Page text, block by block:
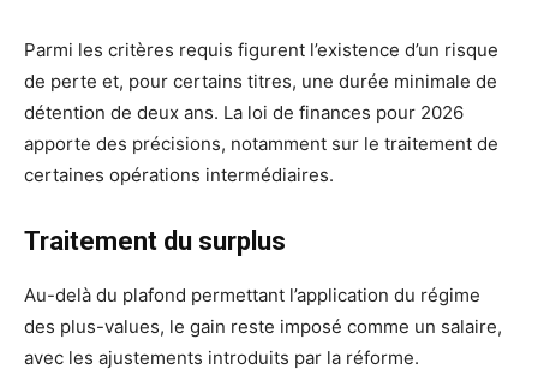
Parmi les critères requis figurent l’existence d’un risque
de perte et, pour certains titres, une durée minimale de
détention de deux ans. La loi de finances pour 2026
apporte des précisions, notamment sur le traitement de
certaines opérations intermédiaires.
Traitement du surplus
Au-delà du plafond permettant l’application du régime
des plus-values, le gain reste imposé comme un salaire,
avec les ajustements introduits par la réforme.